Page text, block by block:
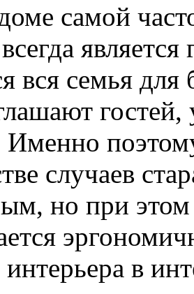
самой
вся семья
Именно
случаев
но при этом
в